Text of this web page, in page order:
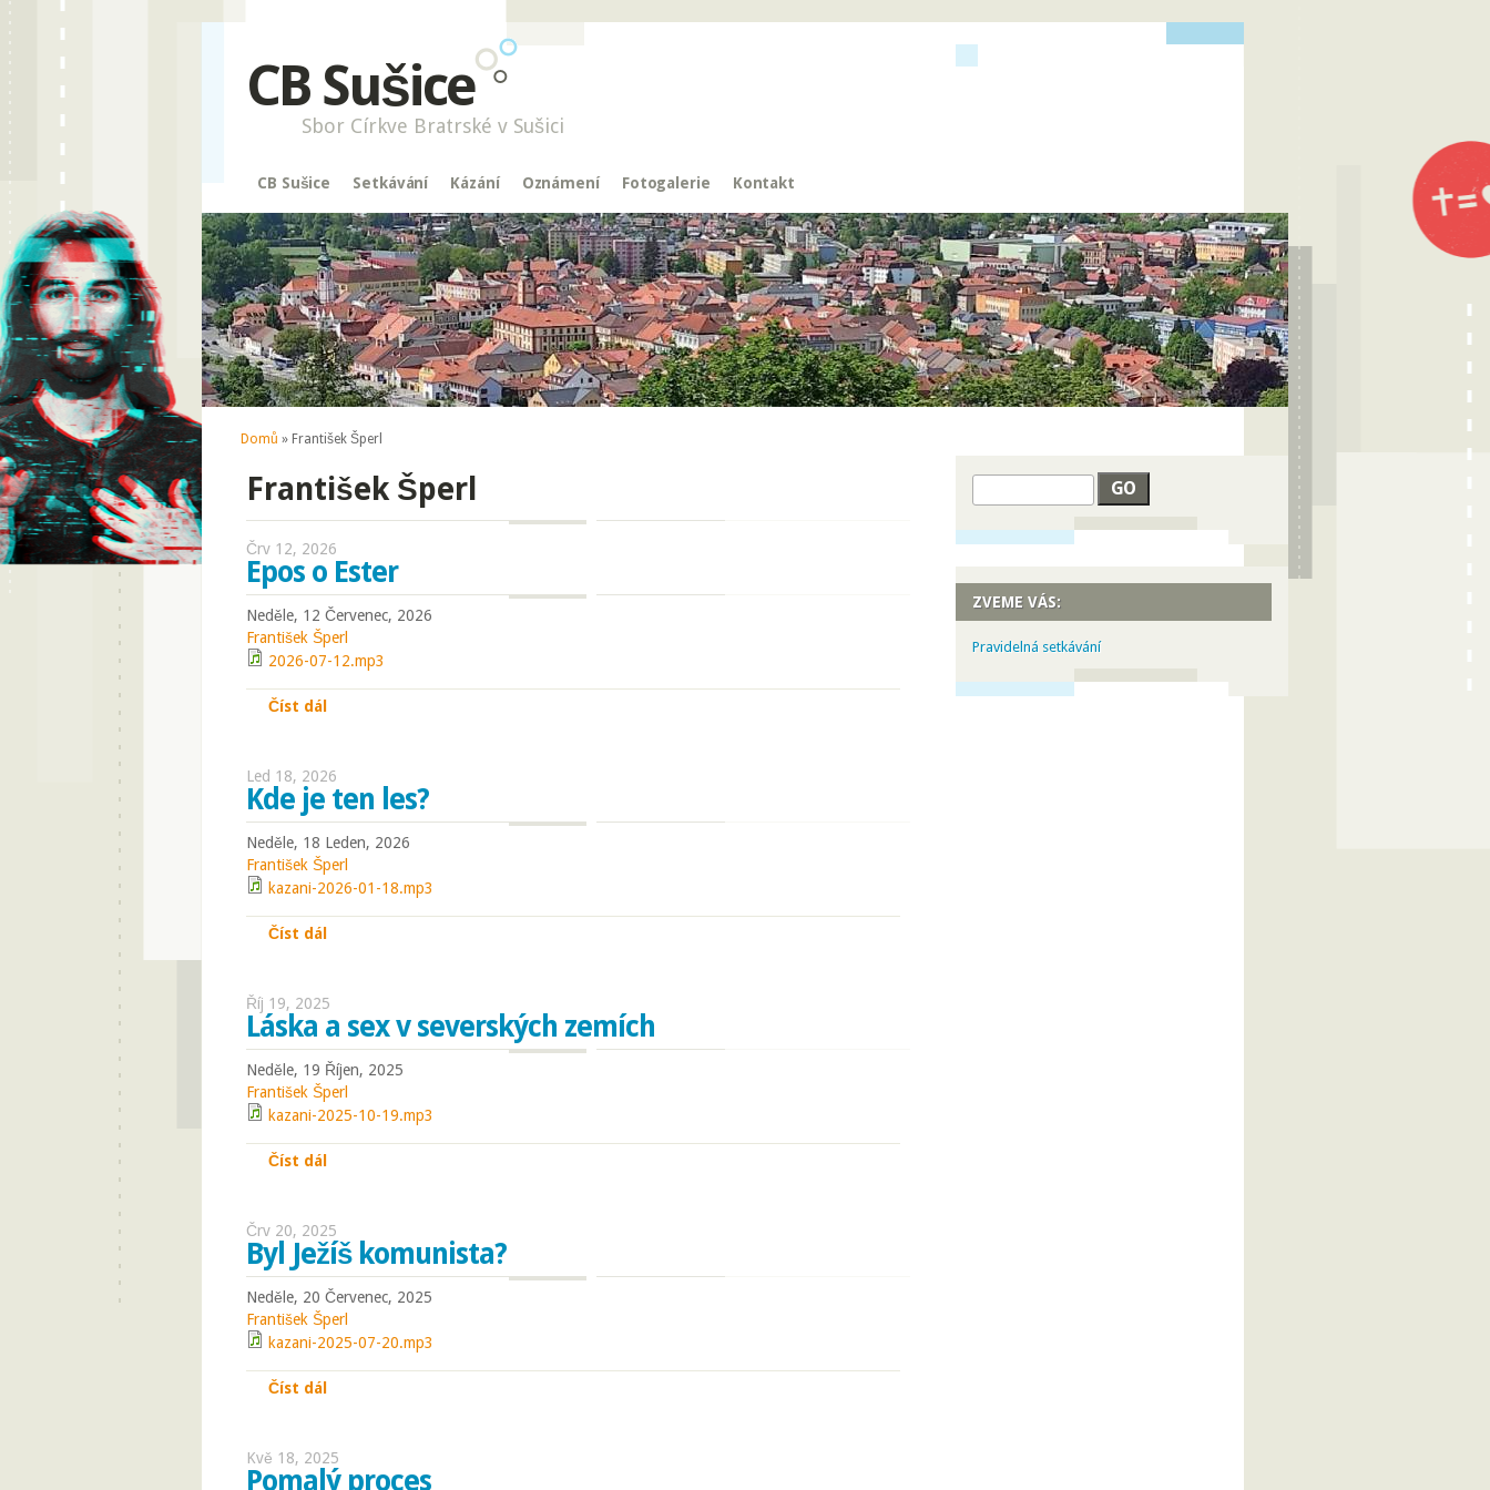
CB Sušice
Sbor Církve Bratrské v Sušici
CB Sušice Setkávání Kázání Oznámení Fotogalerie Kontakt
Jste zde
Domů » František Šperl
František Šperl
Črv 12, 2026
Epos o Ester
Neděle, 12 Červenec, 2026
František Šperl
2026-07-12.mp3
Číst dál
Led 18, 2026
Kde je ten les?
Neděle, 18 Leden, 2026
František Šperl
kazani-2026-01-18.mp3
Číst dál
Říj 19, 2025
Láska a sex v severských zemích
Neděle, 19 Říjen, 2025
František Šperl
kazani-2025-10-19.mp3
Číst dál
Črv 20, 2025
Byl Ježíš komunista?
Neděle, 20 Červenec, 2025
František Šperl
kazani-2025-07-20.mp3
Číst dál
Kvě 18, 2025
Pomalý proces
Hledat
ZVEME VÁS:
Pravidelná setkávání